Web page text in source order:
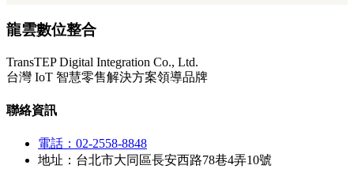
龍雲數位整合
TransTEP Digital Integration Co., Ltd.
台灣 IoT 智慧零售解決方案領導品牌
聯絡資訊
電話：02-2558-8848
地址：台北市大同區長安西路78巷4弄10號